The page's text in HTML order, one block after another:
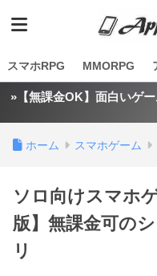
スマホRPG MMORPG
»【無課金OK】面白いゲ
ホーム スマホゲーム
ソロ向けスマホ
版】無課金可の
リ